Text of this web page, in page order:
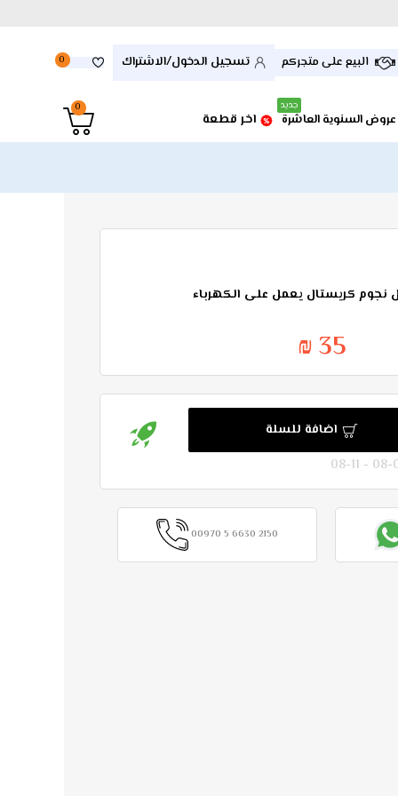
تسجيل الدخول/الاشتراك 0 البيع على متجركم
عروض السنوية العاشرة
جديد
اخر قطعة
0
كريستال يعمل على الكهرباء
35 ₪
اضافة للسلة
00970 5 6630 2150